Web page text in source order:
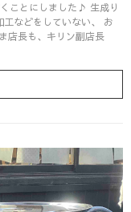
ことにしました♪ 生成り